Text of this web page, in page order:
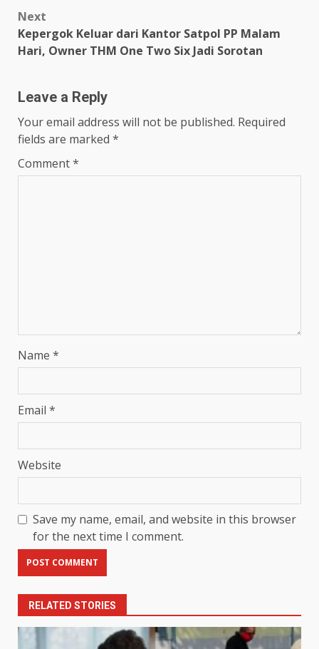
Next
Kepergok Keluar dari Kantor Satpol PP Malam
Hari, Owner THM One Two Six Jadi Sorotan
Leave a Reply
Your email address will not be published. Required
fields are marked *
Comment*
Name *
Email *
Website
Save my name, email, and website in this browser
for the next time I comment.
RELATED STORIES